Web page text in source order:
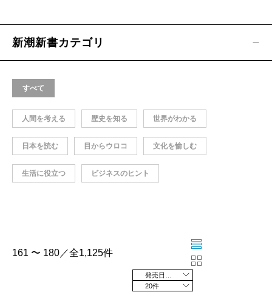
新潮新書カテゴリ
すべて
人間を考える 歴史を知る 世界がわかる
日本を読む 目からウロコ 文化を愉しむ
生活に役立つ ビジネスのヒント
161 〜 180／全1,125件
20件